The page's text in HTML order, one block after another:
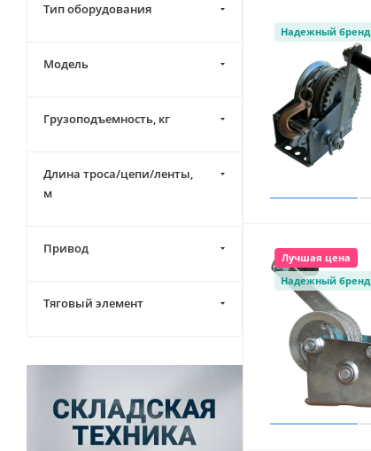
Надежный бренд
Лучшая цена
Надежный бренд
Тип оборудования
Модель
Грузоподъемность, кг
Длина троса/цепи/ленты,
м
Привод
Тяговый элемент